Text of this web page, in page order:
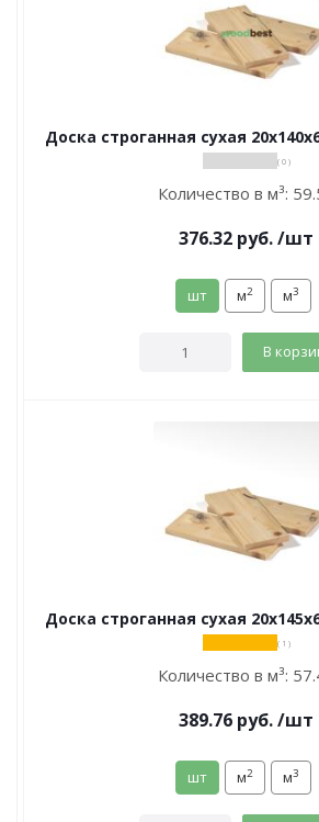
Доска строганная сухая
( 0 )
Количество в м³:
376.32 руб./шт
шт м2 м3
В
Доска строганная сухая
( 1 )
Количество в м³:
389.76 руб./шт
шт м2 м3